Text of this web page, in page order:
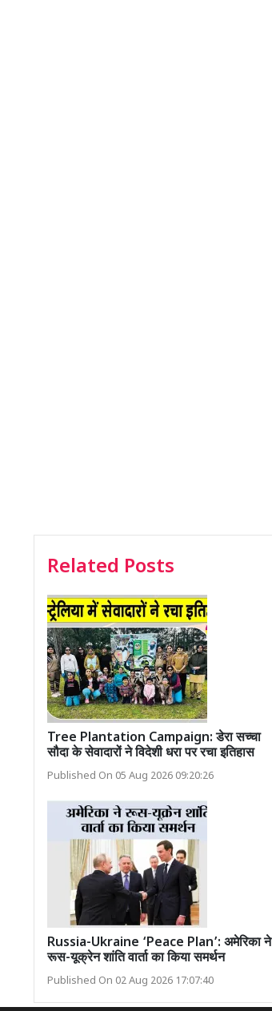
Related Posts
Tree Plantation Campaign: डेरा सच्चा
सौदा के सेवादारों ने विदेशी धरा पर रचा इतिहास
Published On 05 Aug 2026 09:20:26
Russia-Ukraine ‘Peace Plan’: अमेरिका ने
रूस-यूक्रेन शांति वार्ता का किया समर्थन
Published On 02 Aug 2026 17:07:40